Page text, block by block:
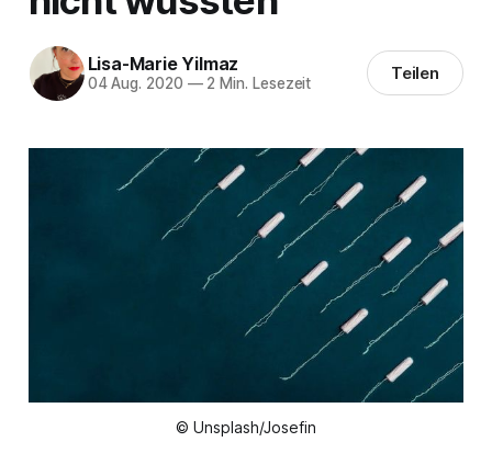
Lisa-Marie Yilmaz
04 Aug. 2020 —2 Min. Lesezeit Teilen
© Unsplash/Josefin